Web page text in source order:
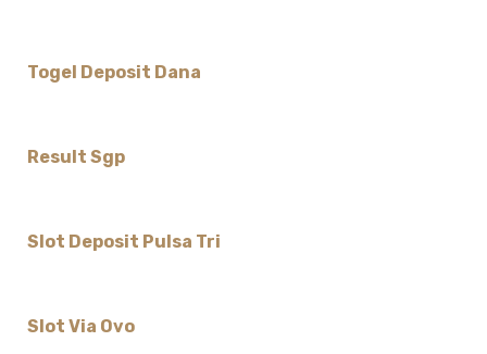
Togel Deposit Dana
Result Sgp
Slot Deposit Pulsa Tri
Slot Via Ovo